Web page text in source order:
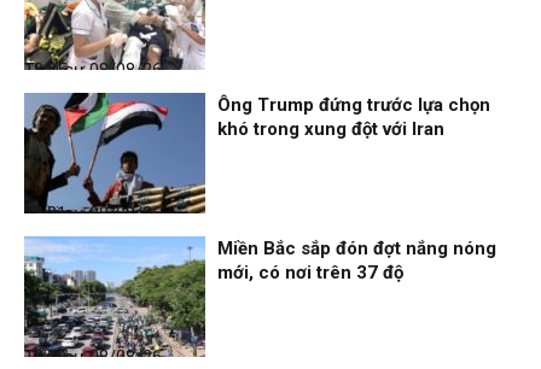
Thời sự
08/08/26, 18:25
Thời sự
08/08/26, 18:21
Ông Trump đứng trước lựa chọn
khó trong xung đột với Iran
Thời sự
08/08/26, 18:19
Miền Bắc sắp đón đợt nắng nóng
mới, có nơi trên 37 độ